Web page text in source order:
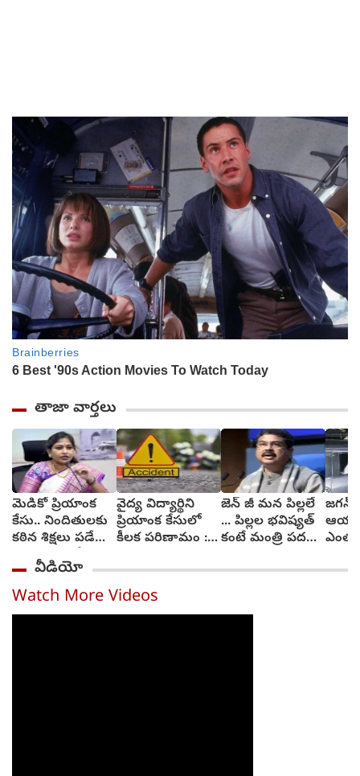
తాజా వార్తలు
మెడికో ప్రియాంక
కేసు.. నిందితులకు
కఠిన శిక్షలు పడేలా
చర్యలు : హోం
మంత్రి అనిత
వైద్య విద్యార్థిని
ప్రియాంక కేసులో
కీలక పరిణామం :
పోలీసులు
జెన్ జీ మన పిల్లలే
... పిల్లల భవిష్యత్
కంటే మంత్రి పదవి
ధర్మేంద్ర ప్రధాన్
జగన్
వీడియో
Watch More Videos